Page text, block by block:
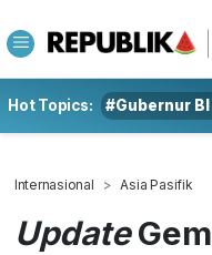
Hot Topics: #Gubernur
Internasional Asia Pasifik
Update